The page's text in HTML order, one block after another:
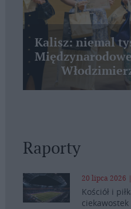
Kalisz: niemal
Raporty
20 lipca 2026
Kościół i
ciekawostek